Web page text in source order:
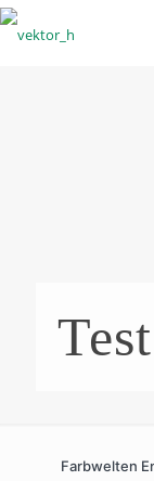
Test
Farbwelten